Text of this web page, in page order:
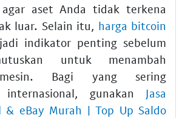
agar aset Anda tidak terkena
luar. Selain itu, harga bitcoin
indikator penting sebelum
untuk menambah
Bagi yang sering
internasional, gunakan Jasa
& eBay Murah | Top Up Saldo